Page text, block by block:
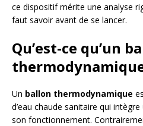
ce dispositif mérite une analyse
faut savoir avant de se lancer.
Qu’est-ce qu’un
Un ballon thermodynamique
d’eau chaude sanitaire qui intègre
son fonctionnement.